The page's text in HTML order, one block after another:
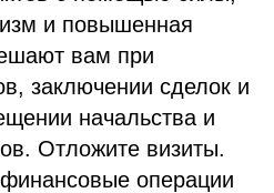
и повышенная
вам при
заключении сделок и
начальства и
Отложите визиты.
операции